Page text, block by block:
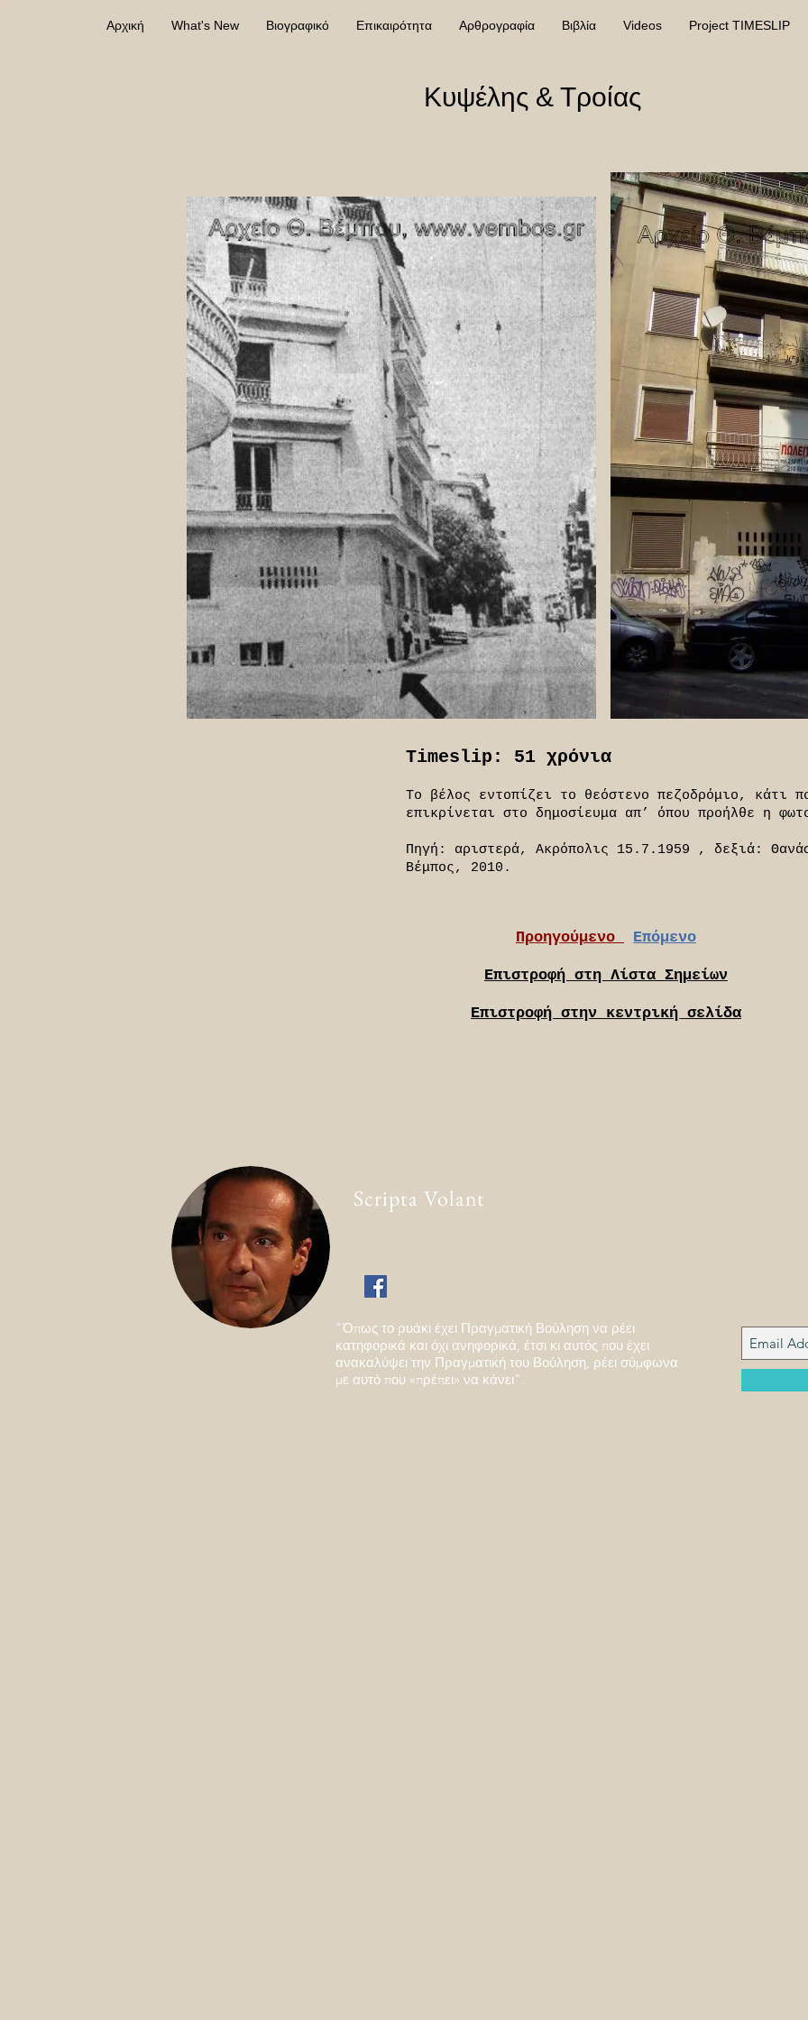
Αρχική What's New Βιογραφικό Επικαιρότητα Αρθρογραφία Βιβλία Videos Project TIMESLIP
Κυψέλης & Τροίας
Timeslip: 51 χρόνια
Tο βέλος εντοπίζει το θεόστενο πεζοδρόμιο, κάτι
επικρίνεται στο δημοσίευμα απ’ όπου προήλθε η
Πηγή: αριστερά, Ακρόπολις 15.7.1959 , δεξιά:
Βέμπος, 2010.
Προηγούμενο Επόμενο
Επιστροφή στη Λίστα Σημείων
Επιστροφή στην κεντρική σελίδα
Scripta Volant
"Όπως το ρυάκι έχει Πραγματική Βούληση να ρέει
κατηφορικά και όχι ανηφορικά, έτσι κι αυτός που έχει
ανακαλύψει την Πραγματική του Βούληση, ρέει σύμφωνα
με αυτό που «πρέπει» να κάνει".